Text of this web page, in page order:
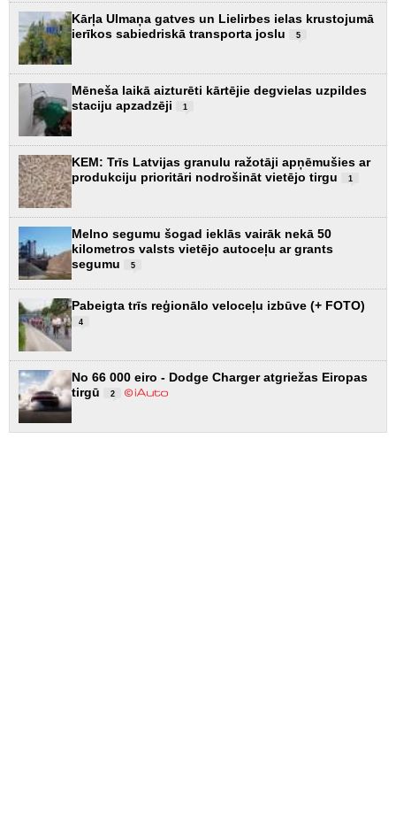
Kārļa Ulmaņa gatves un Lielirbes ielas krustojumā
ierīkos sabiedriskā transporta joslu
5
Mēneša laikā aizturēti kārtējie degvielas uzpildes
staciju apzadzēji
1
KEM: Trīs Latvijas granulu ražotāji apņēmušies ar
produkciju prioritāri nodrošināt vietējo tirgu
1
Melno segumu šogad ieklās vairāk nekā 50
kilometros valsts vietējo autoceļu ar grants
segumu
5
Pabeigta trīs reģionālo veloceļu izbūve (+ FOTO)
4
No 66 000 eiro - Dodge Charger atgriežas Eiropas
tirgū
2